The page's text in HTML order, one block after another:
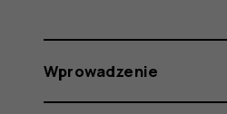
Wprowadzenie